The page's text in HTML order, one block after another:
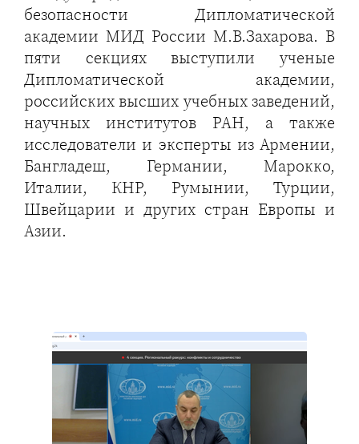
безопасности Дипломатической
академии МИД России М.В.Захарова. В
пяти секциях выступили ученые
Дипломатической академии,
российских высших учебных заведений,
научных институтов РАН, а также
исследователи и эксперты из Армении,
Бангладеш, Германии, Марокко,
Италии, КНР, Румынии, Турции,
Швейцарии и других стран Европы и
Азии.